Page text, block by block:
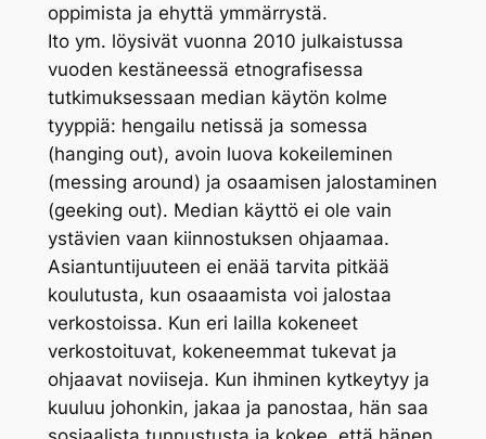
oppimista ja ehyttä ymmärrystä.
Ito ym. löysivät vuonna 2010 julkaistussa
vuoden kestäneessä etnografisessa
tutkimuksessaan median käytön kolme
tyyppiä: hengailu netissä ja somessa
(hanging out), avoin luova kokeileminen
(messing around) ja osaamisen jalostaminen
(geeking out). Median käyttö ei ole vain
ystävien vaan kiinnostuksen ohjaamaa.
Asiantuntijuuteen ei enää tarvita pitkää
koulutusta, kun osaaamista voi jalostaa
verkostoissa. Kun eri lailla kokeneet
verkostoituvat, kokeneemmat tukevat ja
ohjaavat noviiseja. Kun ihminen kytkeytyy ja
kuuluu johonkin, jakaa ja panostaa, hän saa